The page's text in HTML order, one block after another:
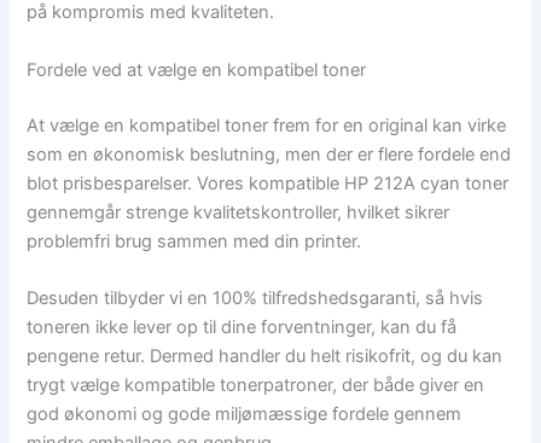
på kompromis med kvaliteten.
Fordele ved at vælge en kompatibel toner
At vælge en kompatibel toner frem for en original kan virke
som en økonomisk beslutning, men der er flere fordele end
blot prisbesparelser. Vores kompatible HP 212A cyan toner
gennemgår strenge kvalitetskontroller, hvilket sikrer
problemfri brug sammen med din printer.
Desuden tilbyder vi en 100% tilfredshedsgaranti, så hvis
toneren ikke lever op til dine forventninger, kan du få
pengene retur. Dermed handler du helt risikofrit, og du kan
trygt vælge kompatible tonerpatroner, der både giver en
god økonomi og gode miljømæssige fordele gennem